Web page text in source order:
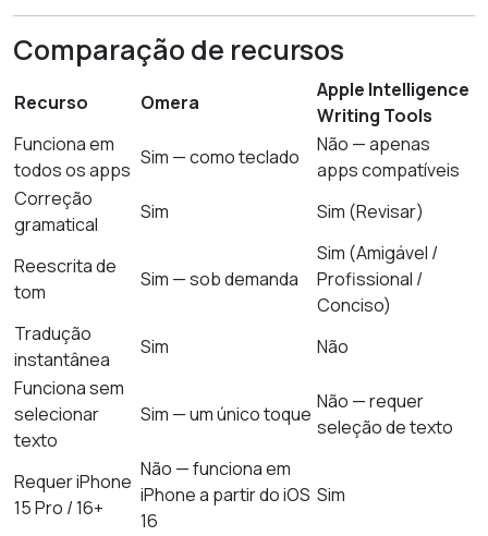
Comparação de recursos
Recurso Omera
Apple Intelligence
Writing Tools
Funciona em
todos os apps
Sim — como teclado
Não — apenas
apps compatíveis
Correção
gramatical
Sim Sim (Revisar)
Reescrita de
tom
Sim — sob demanda
Sim (Amigável /
Profissional /
Conciso)
Tradução
instantânea
Sim
Não
Funciona sem
selecionar
texto
Sim — um único toque
Não — requer
seleção de texto
Requer iPhone
15 Pro / 16+
Não — funciona em
iPhone a partir do iOS
16
Sim